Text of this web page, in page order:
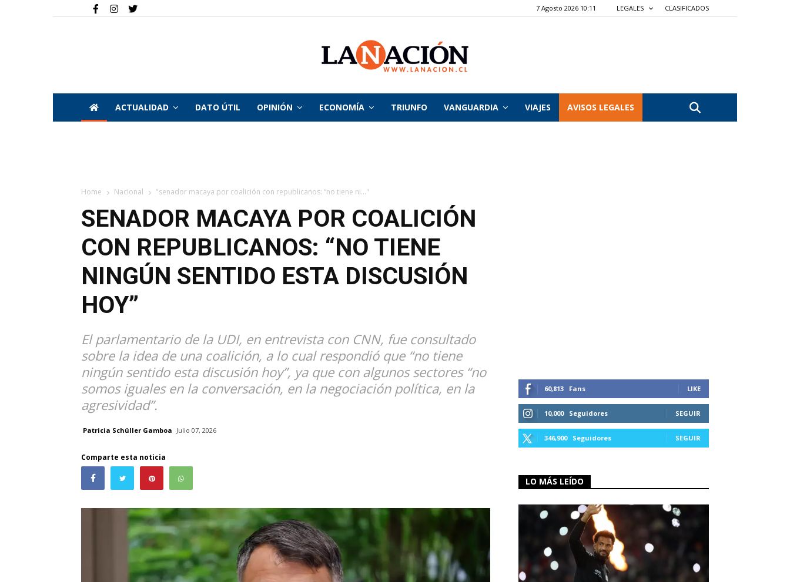
7 Agosto 2026 10:11 LEGALES CLASIFICADOS
La
ACTUALIDAD DATO ÚTIL OPINIÓN ECONOMÍA TRIUNFO VANGUARDIA VIAJES AVISOS LEGALES
Home Nacional "senador macaya por coalición con republicanos: “no tiene ni..."
SENADOR MACAYA POR COALICIÓN
CON REPUBLICANOS: “NO TIENE
NINGÚN SENTIDO ESTA DISCUSIÓN
HOY”
El parlamentario de la UDI, en entrevista con CNN, fue consultado
sobre la idea de una coalición, a lo cual respondió que “no tiene
ningún sentido esta discusión hoy”, ya que con algunos sectores “no
somos iguales en la conversación, en la negociación política, en la
agresividad”.
Patricia Schüller Gamboa Julio 07, 2026
Comparte esta noticia
60,813 Fans LIKE
10,000 Seguidores SEGUIR
346,900 Seguidores SEGUIR
LO MÁS LEÍDO